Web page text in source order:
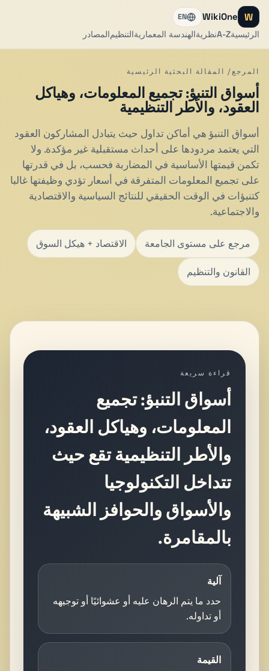
W
WikiOne
الرئيسيةA-Zنظريةالهندسة المعماريةالتنظيمالمصادر
EN
المرجع/ المقالة البحثية الرئيسية
أسواق التنبؤ: تجميع المعلومات، وهياكل
العقود، والأطر التنظيمية
أسواق التنبؤ هي أماكن تداول حيث يتبادل المشاركون العقود
التي يعتمد مردودها على أحداث مستقبلية غير مؤكدة. ولا
تكمن قيمتها الأساسية في المضاربة فحسب، بل في قدرتها
على تجميع المعلومات المتفرقة في أسعار تؤدي وظيفتها غالبا
كتنبؤات في الوقت الحقيقي للنتائج السياسية والاقتصادية
والاجتماعية.
مرجع على مستوى الجامعة الاقتصاد + هيكل السوق
القانون والتنظيم
قراءة سريعة
أسواق التنبؤ: تجميع
المعلومات، وهياكل العقود،
والأطر التنظيمية تقع حيث
تتداخل التكنولوجيا
والأسواق والحوافز الشبيهة
بالمقامرة.
آلية
حدد ما يتم الرهان عليه أو عشوائيًا أو توجيهه
أو تداوله.
القيمة